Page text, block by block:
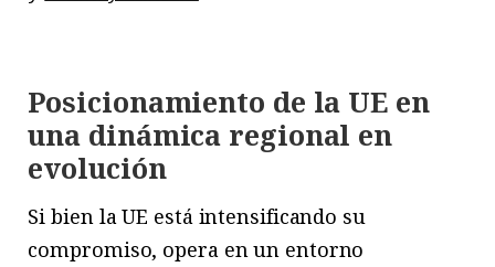
Posicionamiento de la UE en
una dinámica regional en
evolución
Si bien la UE está intensificando su
compromiso, opera en un entorno